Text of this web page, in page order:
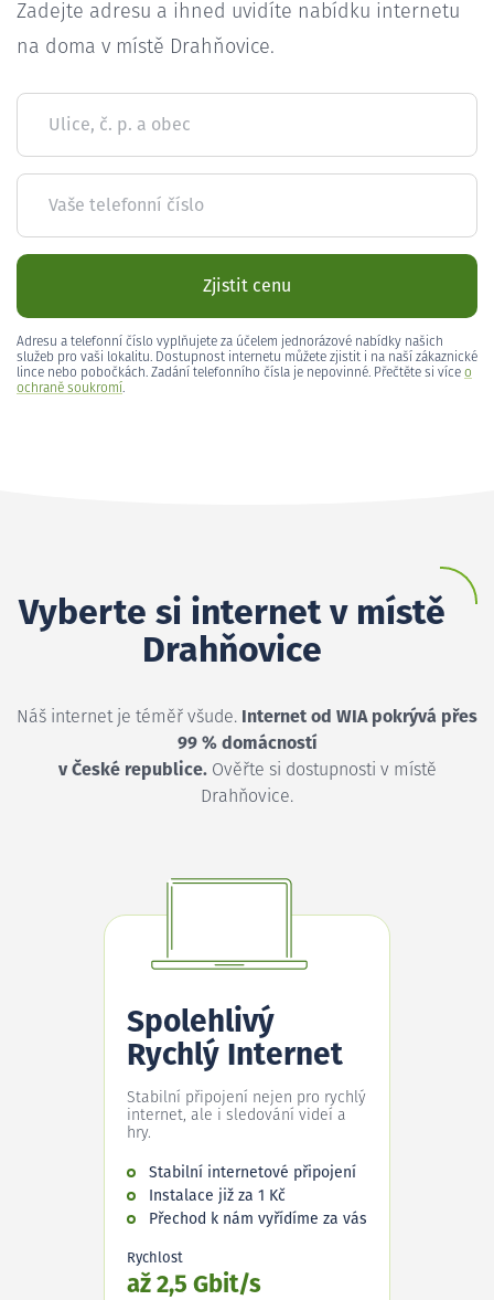
Zadejte adresu a ihned uvidíte nabídku internetu
na doma v místě Drahňovice.
Ulice, č. p. a obec
Vaše telefonní číslo
Zjistit cenu
Adresu a telefonní číslo vyplňujete za účelem jednorázové nabídky našich
služeb pro vaši lokalitu. Dostupnost internetu můžete zjistit i na naší zákaznické
lince nebo pobočkách. Zadání telefonního čísla je nepovinné. Přečtěte si více o
ochraně soukromí.
Vyberte si internet v místě
Drahňovice
Náš internet je téměř všude. Internet od WIA pokrývá přes
99 % domácností
v České republice.Ověřte si dostupnosti v místě
Drahňovice.
Spolehlivý
Rychlý Internet
Stabilní připojení nejen pro rychlý
internet, ale i sledování videí a
hry.
Stabilní internetové připojení
Instalace již za 1 Kč
Přechod k nám vyřídíme za vás
Rychlost
až 2,5 Gbit/s